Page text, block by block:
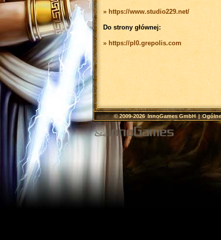
» https://www.studio229.net/
Do strony głównej:
» https://pl0.grepolis.com
© 2009-2026InnoGames GmbH|